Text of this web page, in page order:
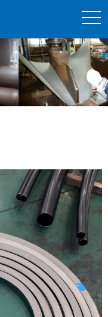
t
o
g
l
e
n
v
i
g